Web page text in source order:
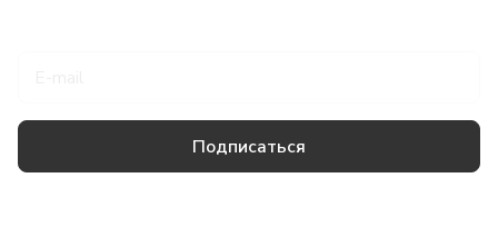
Подписаться